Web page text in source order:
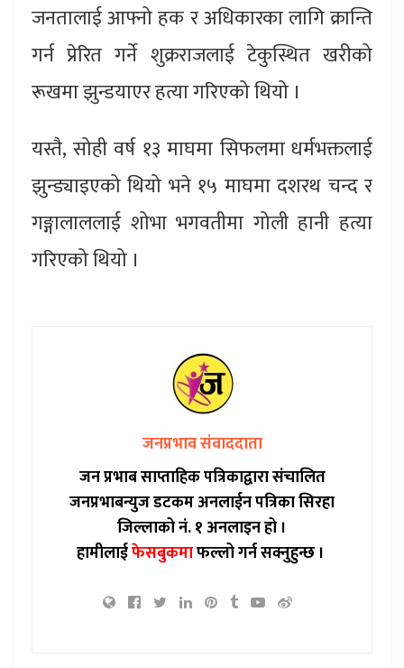
जनतालाई आफ्नो हक र अधिकारका लागि क्रान्ति
गर्न प्रेरित गर्ने शुक्रराजलाई टेकुस्थित खरीको
रूखमा झुन्डयाएर हत्या गरिएको थियो ।
यस्तै, सोही वर्ष १३ माघमा सिफलमा धर्मभक्तलाई
झुन्ड्याइएको थियो भने १५ माघमा दशरथ चन्द र
गङ्गालाललाई शोभा भगवतीमा गोली हानी हत्या
गरिएको थियो ।
जनप्रभाव संवाददाता
जन प्रभाब साप्ताहिक पत्रिकाद्वारा संचालित
जनप्रभाबन्युज डटकम अनलाईन पत्रिका सिरहा
जिल्लाको नं. १ अनलाइन हो ।
हामीलाईफेसबुकमाफल्लो गर्न सक्नुहुन्छ ।